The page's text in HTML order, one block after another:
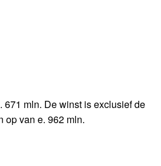
mln. De winst is exclusief de
op van e. 962 mln.